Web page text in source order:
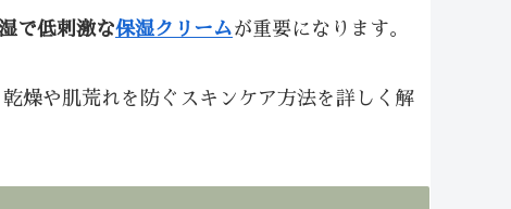
で低刺激な保湿クリームが重要になります。
燥や肌荒れを防ぐスキンケア方法を詳しく解